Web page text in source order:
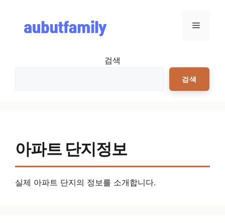
메뉴
검색
검색
아파트 단지정보
실제 아파트 단지의 정보를 소개합니다.